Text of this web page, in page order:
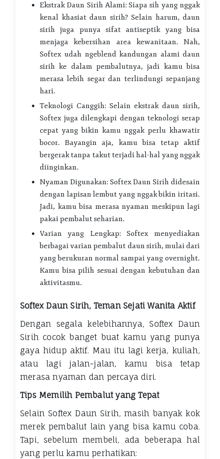
Ekstrak Daun Sirih Alami: Siapa sih yang nggak
kenal khasiat daun sirih? Selain harum, daun
sirih juga punya sifat antiseptik yang bisa
menjaga kebersihan area kewanitaan. Nah,
Softex udah ngeblend kandungan alami daun
sirih ke dalam pembalutnya, jadi kamu bisa
merasa lebih segar dan terlindungi sepanjang
hari.
Teknologi Canggih: Selain ekstrak daun sirih,
Softex juga dilengkapi dengan teknologi serap
cepat yang bikin kamu nggak perlu khawatir
bocor. Bayangin aja, kamu bisa tetap aktif
bergerak tanpa takut terjadi hal-hal yang nggak
diinginkan.
Nyaman Digunakan: Softex Daun Sirih didesain
dengan lapisan lembut yang nggak bikin iritasi.
Jadi, kamu bisa merasa nyaman meskipun lagi
pakai pembalut seharian.
Varian yang Lengkap: Softex menyediakan
berbagai varian pembalut daun sirih, mulai dari
yang berukuran normal sampai yang overnight.
Kamu bisa pilih sesuai dengan kebutuhan dan
aktivitasmu.
Softex Daun Sirih, Teman Sejati Wanita Aktif
Dengan segala kelebihannya, Softex Daun
Sirih cocok banget buat kamu yang punya
gaya hidup aktif. Mau itu lagi kerja, kuliah,
atau lagi jalan-jalan, kamu bisa tetap
merasa nyaman dan percaya diri.
Tips Memilih Pembalut yang Tepat
Selain Softex Daun Sirih, masih banyak kok
merek pembalut lain yang bisa kamu coba.
Tapi, sebelum membeli, ada beberapa hal
yang perlu kamu perhatikan: